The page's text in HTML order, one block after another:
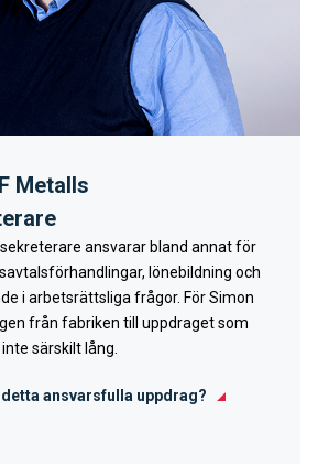
Metalls
ansvarar bland annat för
lönebildning och
i arbetsrättsliga frågor. För Simon
från fabriken till uppdraget som
särskilt lång.
detta ansvarsfulla uppdrag?